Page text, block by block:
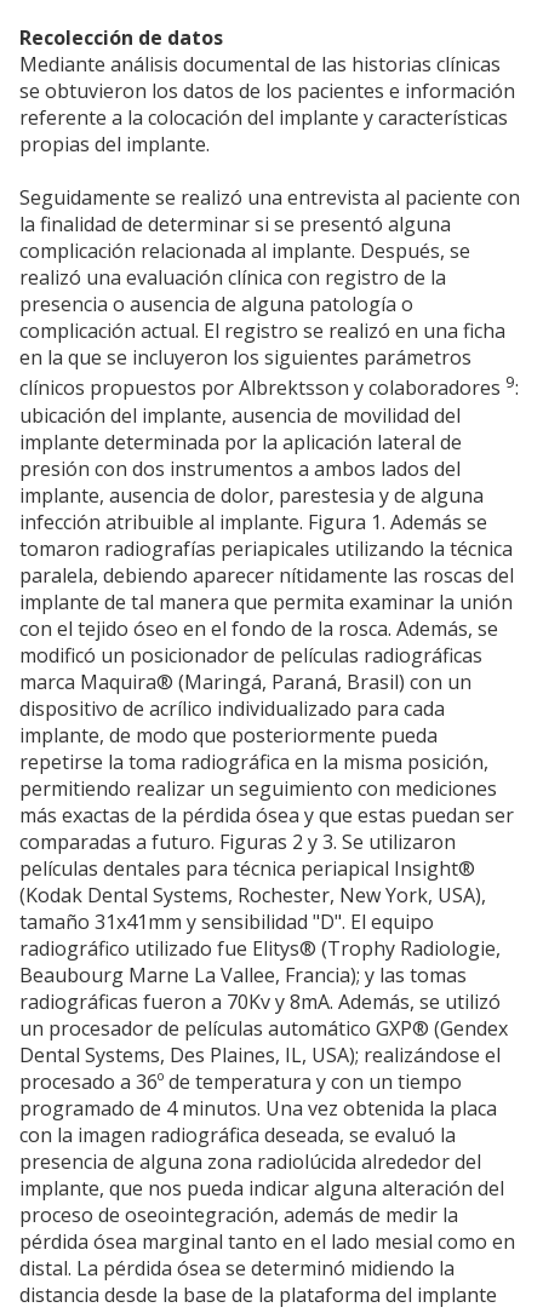
Recolección de datos
Mediante análisis documental de las historias clínicas
se obtuvieron los datos de los pacientes e información
referente a la colocación del implante y características
propias del implante.
Seguidamente se realizó una entrevista al paciente con
la finalidad de determinar si se presentó alguna
complicación relacionada al implante. Después, se
realizó una evaluación clínica con registro de la
presencia o ausencia de alguna patología o
complicación actual. El registro se realizó en una ficha
en la que se incluyeron los siguientes parámetros
clínicos propuestos por Albrektsson y colaboradores 9:
ubicación del implante, ausencia de movilidad del
implante determinada por la aplicación lateral de
presión con dos instrumentos a ambos lados del
implante, ausencia de dolor, parestesia y de alguna
infección atribuible al implante. Figura 1. Además se
tomaron radiografías periapicales utilizando la técnica
paralela, debiendo aparecer nítidamente las roscas del
implante de tal manera que permita examinar la unión
con el tejido óseo en el fondo de la rosca. Además, se
modificó un posicionador de películas radiográficas
marca Maquira® (Maringá, Paraná, Brasil) con un
dispositivo de acrílico individualizado para cada
implante, de modo que posteriormente pueda
repetirse la toma radiográfica en la misma posición,
permitiendo realizar un seguimiento con mediciones
más exactas de la pérdida ósea y que estas puedan ser
comparadas a futuro. Figuras 2 y 3. Se utilizaron
películas dentales para técnica periapical Insight®
(Kodak Dental Systems, Rochester, New York, USA),
tamaño 31x41mm y sensibilidad "D". El equipo
radiográfico utilizado fue Elitys® (Trophy Radiologie,
Beaubourg Marne La Vallee, Francia); y las tomas
radiográficas fueron a 70Kv y 8mA. Además, se utilizó
un procesador de películas automático GXP® (Gendex
Dental Systems, Des Plaines, IL, USA); realizándose el
procesado a 36º de temperatura y con un tiempo
programado de 4 minutos. Una vez obtenida la placa
con la imagen radiográfica deseada, se evaluó la
presencia de alguna zona radiolúcida alrededor del
implante, que nos pueda indicar alguna alteración del
proceso de oseointegración, además de medir la
pérdida ósea marginal tanto en el lado mesial como en
distal. La pérdida ósea se determinó midiendo la
distancia desde la base de la plataforma del implante